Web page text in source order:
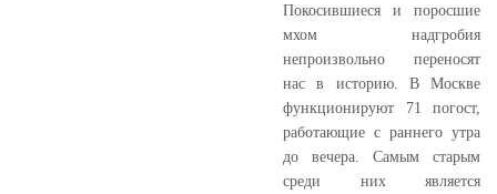
Покосившиеся и поросшие
мхом надгробия
непроизвольно переносят
нас в историю. В Москве
функционируют 71 погост,
работающие с раннего утра
до вечера. Самым старым
среди них является